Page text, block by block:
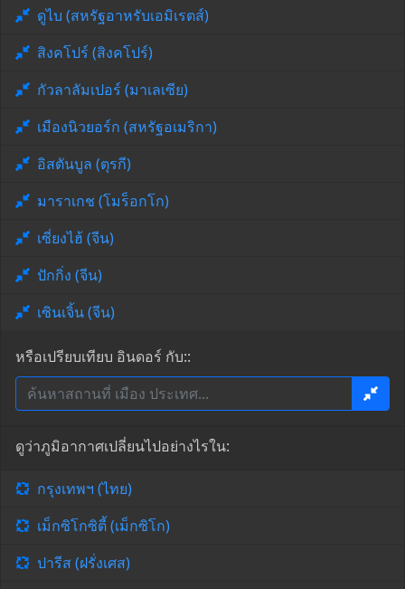
ดูไบ (สหรัฐอาหรับเอมิเรตส์)
สิงคโปร์ (สิงคโปร์)
กัวลาลัมเปอร์ (มาเลเซีย)
เมืองนิวยอร์ก (สหรัฐอเมริกา)
อิสตันบูล (ตุรกี)
มาราเกช (โมร็อกโก)
เซี่ยงไฮ้ (จีน)
ปักกิ่ง (จีน)
เซินเจิ้น (จีน)
หรือเปรียบเทียบ อินดอร์ กับ::
ดูว่าภูมิอากาศเปลี่ยนไปอย่างไรใน:
กรุงเทพฯ (ไทย)
เม็กซิโกซิตี้ (เม็กซิโก)
ปารีส (ฝรั่งเศส)